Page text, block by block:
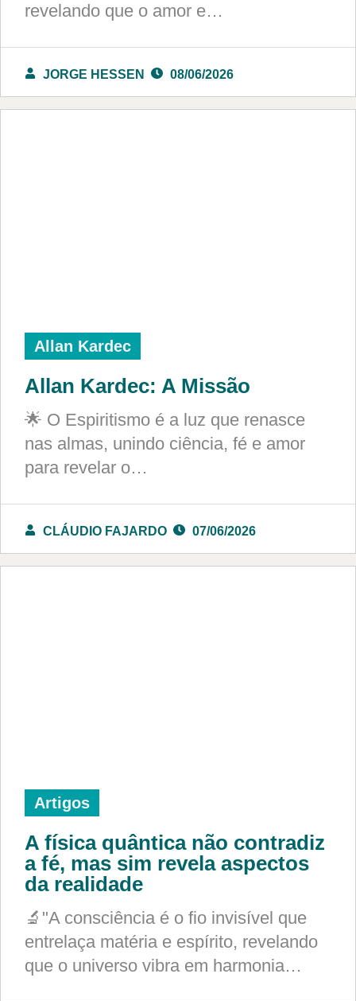
revelando que o amor e…
JORGE HESSEN 08/06/2026
Allan Kardec
Allan Kardec: A Missão
🌟 O Espiritismo é a luz que renasce
nas almas, unindo ciência, fé e amor
para revelar o…
CLÁUDIO FAJARDO 07/06/2026
Artigos
A física quântica não contradiz
a fé, mas sim revela aspectos
da realidade
🔬"A consciência é o fio invisível que
entrelaça matéria e espírito, revelando
que o universo vibra em harmonia…